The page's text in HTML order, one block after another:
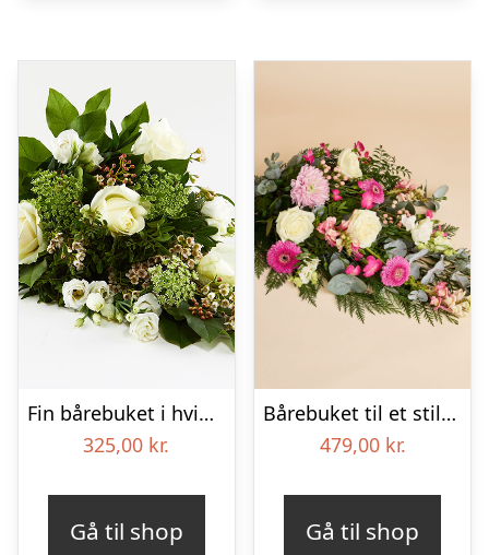
Fin bårebuket i hvid og lime – Blomster til begravelse
325,00 kr.
Gå til shop
Bårebuket til et stille farvel
479,00 kr.
Gå til shop